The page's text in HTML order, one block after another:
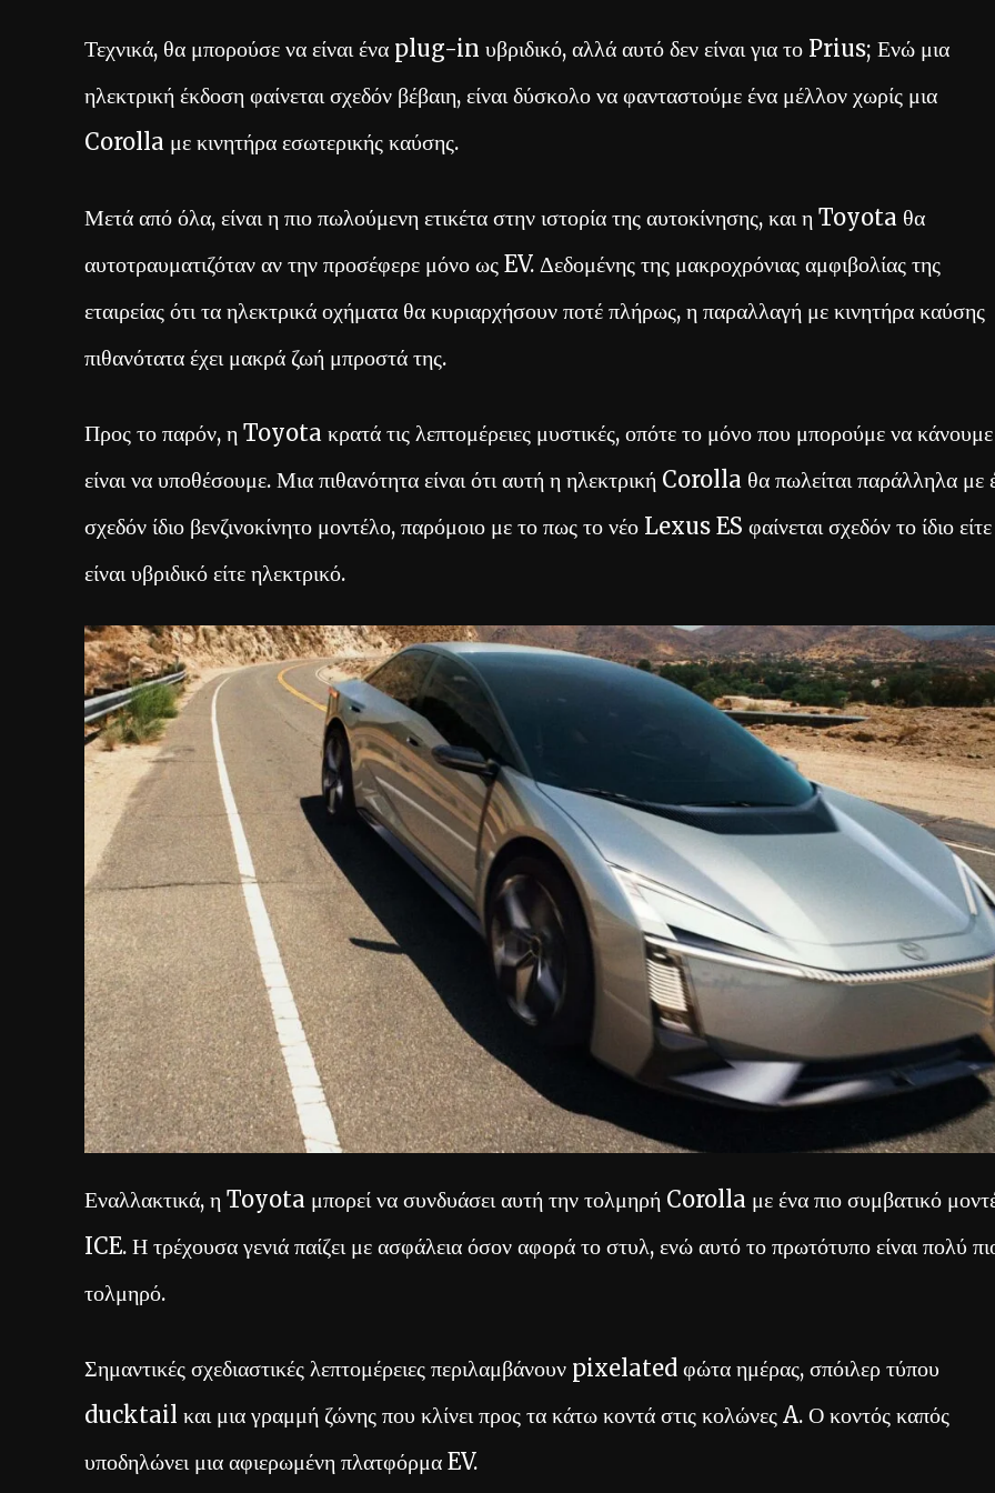
Τεχνικά, θα μπορούσε να είναι ένα plug-in υβριδικό, αλλά αυτό δεν είναι για το Prius; Ενώ μια
ηλεκτρική έκδοση φαίνεται σχεδόν βέβαιη, είναι δύσκολο να φανταστούμε ένα μέλλον χωρίς μια
Corolla με κινητήρα εσωτερικής καύσης.
Μετά από όλα, είναι η πιο πωλούμενη ετικέτα στην ιστορία της αυτοκίνησης, και η Toyota θα
αυτοτραυματιζόταν αν την προσέφερε μόνο ως EV. Δεδομένης της μακροχρόνιας αμφιβολίας της
εταιρείας ότι τα ηλεκτρικά οχήματα θα κυριαρχήσουν ποτέ πλήρως, η παραλλαγή με κινητήρα καύσης
πιθανότατα έχει μακρά ζωή μπροστά της.
Προς το παρόν, η Toyota κρατά τις λεπτομέρειες μυστικές, οπότε το μόνο που μπορούμε να κάνουμε
είναι να υποθέσουμε. Μια πιθανότητα είναι ότι αυτή η ηλεκτρική Corolla θα πωλείται παράλληλα με
σχεδόν ίδιο βενζινοκίνητο μοντέλο, παρόμοιο με το πως το νέο Lexus ES φαίνεται σχεδόν το ίδιο είτε
είναι υβριδικό είτε ηλεκτρικό.
Εναλλακτικά, η Toyota μπορεί να συνδυάσει αυτή την τολμηρή Corolla με ένα πιο συμβατικό
ICE. Η τρέχουσα γενιά παίζει με ασφάλεια όσον αφορά το στυλ, ενώ αυτό το πρωτότυπο είναι πολύ
τολμηρό.
Σημαντικές σχεδιαστικές λεπτομέρειες περιλαμβάνουν pixelated φώτα ημέρας, σπόιλερ τύπου
ducktail και μια γραμμή ζώνης που κλίνει προς τα κάτω κοντά στις κολώνες A. Ο κοντός καπός
υποδηλώνει μια αφιερωμένη πλατφόρμα EV.